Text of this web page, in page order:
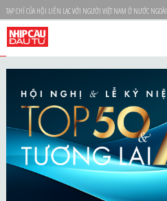
TẠP CHÍ CỦA HỘI LIÊN LẠC VỚI NGƯỜI VIỆT NAM Ở NƯỚC NGOÀI